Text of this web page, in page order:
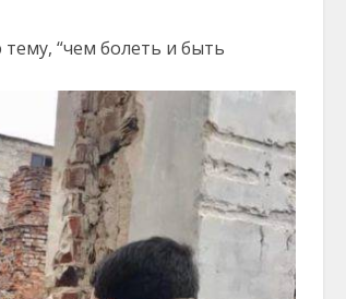
“чем болеть и быть